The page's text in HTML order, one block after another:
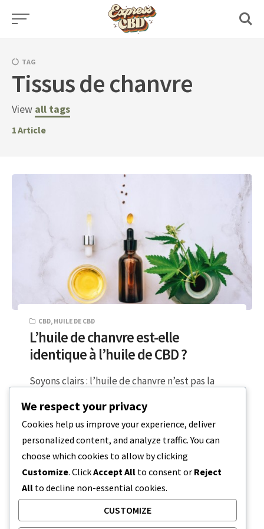
Skip
TAG
Tissus de chanvre
View all tags
1Article
CBD, HUILE DE CBD
L’huile de chanvre est-elle
identique à l’huile de CBD ?
Soyons clairs : l’huile de chanvre n’est pas la
confusion ? C’est…
6 MINUTES DE LECTURE 20 DÉCEMBRE 2023
We respect your privacy
Cookies help us improve your experience, deliver
personalized content, and analyze traffic. You can
choose which cookies to allow by clicking
Customize. ClickAccept All to consent or Reject
All to decline non-essential cookies.
CUSTOMIZE